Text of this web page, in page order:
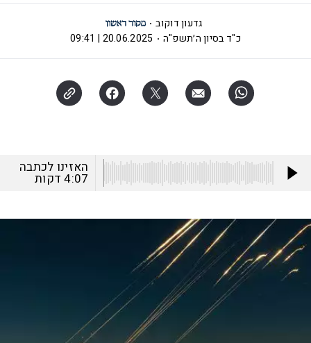
גדעון דוקוב
כ"ד בסיון ה׳תשפ"ה
20.06.2025 | 09:41
האזינו לכתבה
4:07דקות